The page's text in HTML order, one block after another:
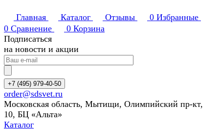
Главная Каталог Отзывы 0 Избранные
0 Сравнение 0 Корзина
Подписаться
на новости и акции
+7 (495) 979-40-50
order@sdsvet.ru
Московская область, Мытищи, Олимпийский пр-кт,
10, БЦ «Альта»
Каталог